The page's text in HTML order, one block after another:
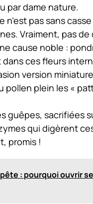
par dame nature.
n’est pas sans
Vraiment, pas
cause noble :
dans ces fleurs
version
pollen plein les «
guêpes, sacrifiées
qui digèrent
promis !
: pourquoi ouvrir